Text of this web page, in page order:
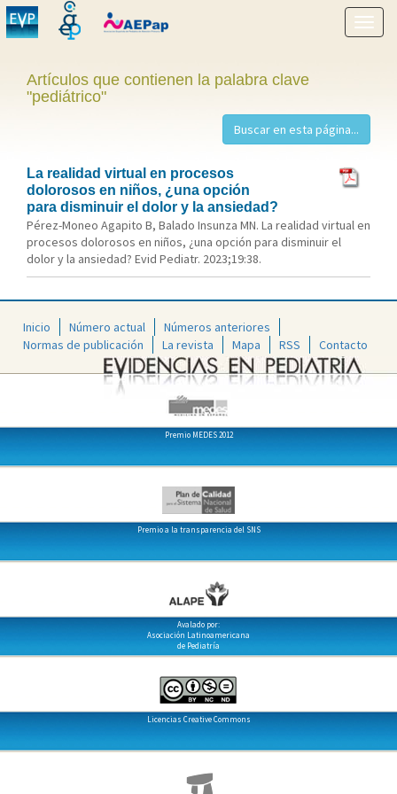
menú
Artículos que contienen la palabra clave
"pediátrico"
La realidad virtual en procesos
dolorosos en niños, ¿una opción
para disminuir el dolor y la ansiedad?
Pérez-Moneo Agapito B, Balado Insunza MN. La realidad virtual en
procesos dolorosos en niños, ¿una opción para disminuir el
dolor y la ansiedad? Evid Pediatr. 2023;19:38.
Inicio Número actual
Números anteriores
Normas de publicación
La revista Mapa RSS Contacto
Premio MEDES 2012
Premio a la transparencia del SNS
Avalado por:
Asociación Latinoamericana
de Pediatría
Licencias Creative Commons